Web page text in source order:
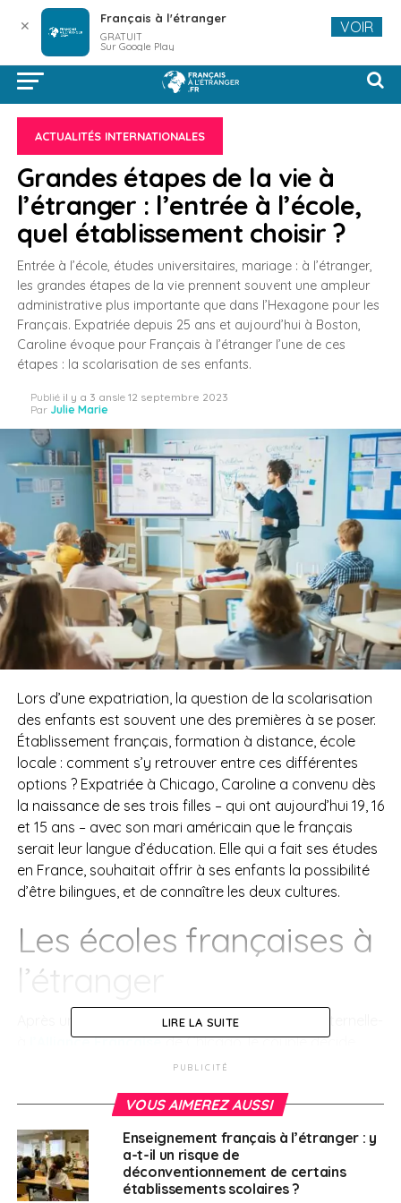
ACTUALITÉS INTERNATIONALES
Grandes étapes de la vie à
l’étranger : l’entrée à l’école,
quel établissement choisir ?
Entrée à l’école, études universitaires, mariage : à l’étranger,
les grandes étapes de la vie prennent souvent une ampleur
administrative plus importante que dans l’Hexagone pour les
Français. Expatriée depuis 25 ans et aujourd’hui à Boston,
Caroline évoque pour Français à l’étranger l’une de ces
étapes : la scolarisation de ses enfants.
Publié il y a 3 ansle 12 septembre 2023
Par Julie Marie
Lors d’une expatriation, la question de la scolarisation
des enfants est souvent une des premières à se poser.
Établissement français, formation à distance, école
locale : comment s’y retrouver entre ces différentes
options ? Expatriée à Chicago, Caroline a convenu dès
la naissance de ses trois filles – qui ont aujourd’hui 19, 16
et 15 ans – avec son mari américain que le français
serait leur langue d’éducation. Elle qui a fait ses études
en France, souhaitait offrir à ses enfants la possibilité
d’être bilingues, et de connaître les deux cultures.
Les écoles françaises à
l’étranger
Après un début de scolarité -équivalent à la maternelle-
l’Alliance Françaisede Chicago, le couple décide
d’inscrire ses filles à l’école française de Chicago à
C’était une super expérience. Cette école leur a permis
de suivre le programme français avec une pédagogie
très américaine, positive, à l’écoute des enfants et des
familles ». Ce choix, c’est celui que font de nombreux
Français puisque selon l’enquêteExpat
LIRE LA SUITE
PUBLICITÉ
VOUS AIMEREZ AUSSI
Enseignement français à l’étranger : y
a-t-il un risque de
déconventionnement de certains
établissements scolaires ?
✕ Français à l'étranger
GRATUIT
Sur Google Play
VOIR